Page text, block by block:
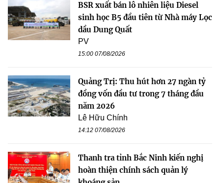
BSR xuất bán lô nhiên liệu Diesel
sinh học B5 đầu tiên từ Nhà máy Lọc
dầu Dung Quất
PV
15:00 07/08/2026
Quảng Trị: Thu hút hơn 27 ngàn tỷ
đồng vốn đầu tư trong 7 tháng đầu
năm 2026
Lê Hữu Chính
14:12 07/08/2026
Thanh tra tỉnh Bắc Ninh kiến nghị
hoàn thiện chính sách quản lý